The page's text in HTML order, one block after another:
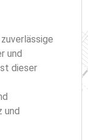
und
dieser
und